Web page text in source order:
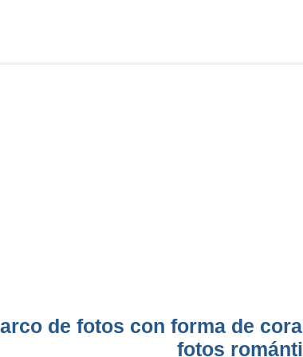
de fotos con forma de
fotos